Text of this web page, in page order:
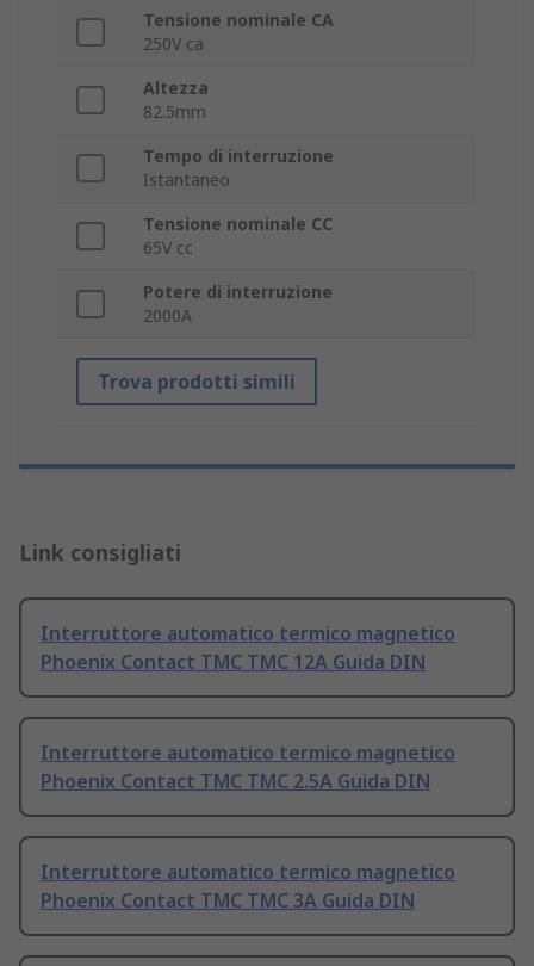
Tensione nominale CA
250V ca
Altezza
82.5mm
Tempo di interruzione
Istantaneo
Tensione nominale CC
65V cc
Potere di interruzione
2000A
Trova prodotti simili
Link consigliati
Interruttore automatico termico magnetico
Phoenix Contact TMC TMC 12A Guida DIN
Interruttore automatico termico magnetico
Phoenix Contact TMC TMC 2.5A Guida DIN
Interruttore automatico termico magnetico
Phoenix Contact TMC TMC 3A Guida DIN